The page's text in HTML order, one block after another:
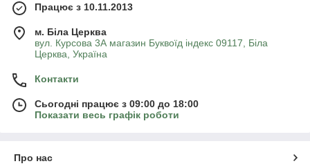
Працює з 10.11.2013
м. Біла Церква
вул. Курсова 3А магазин Буквоїд індекс 09117, Біла
Церква, Україна
Контакти
Сьогодні працює з 09:00 до 18:00
Показати весь графік роботи
Про нас